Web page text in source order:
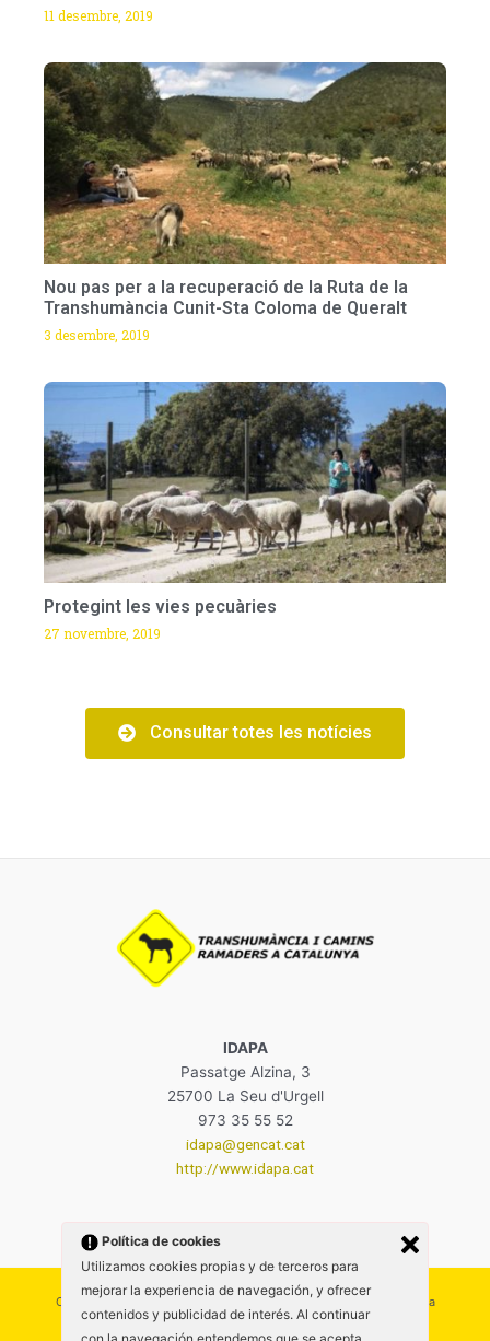
Política de cookies
Utilizamos cookies propias y de terceros para
mejorar la experiencia de navegación, y ofrecer
contenidos y publicidad de interés. Al continuar
11 desembre, 2019
Nou pas per a la recuperació de la Ruta de la
Transhumància Cunit-Sta Coloma de Queralt
3 desembre, 2019
Protegint les vies pecuàries
27 novembre, 2019
Consultar totes les notícies
IDAPA
Passatge Alzina, 3
25700 La Seu d'Urgell
973 35 55 52
idapa@gencat.cat
http://www.idapa.cat
Copyright: Grup de Transhumància i camins ramaders de Catalunya